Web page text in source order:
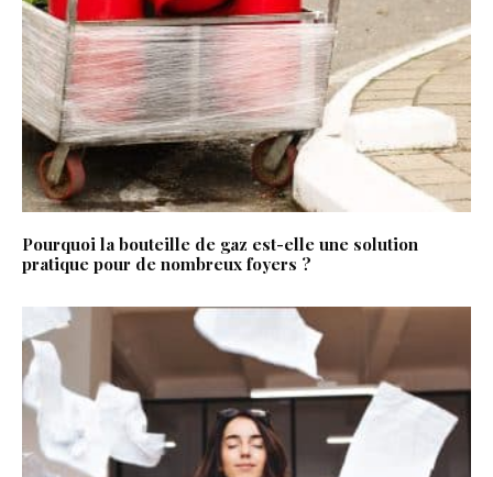
Pourquoi la bouteille de gaz est-elle une solution
pratique pour de nombreux foyers ?